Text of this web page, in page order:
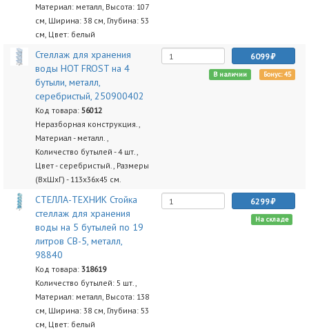
Материал: металл, Высота: 107
см, Ширина: 38 см, Глубина: 53
см, Цвет: белый
Стеллаж для хранения
воды HOT FROST на 4
бутыли, металл,
серебристый, 250900402
Код товара: 56012
Неразборная конструкция.,
Материал - металл. ,
Количество бутылей - 4 шт.,
Цвет - серебристый., Размеры
(ВхШхГ) - 113х36х45 см.
6099
В наличии Бонус: 45
СТЕЛЛА-ТЕХНИК Стойка
стеллаж для хранения
воды на 5 бутылей по 19
литров СВ-5, металл,
98840
Код товара: 318619
Количество бутылей: 5 шт.,
Материал: металл, Высота: 138
см, Ширина: 38 см, Глубина: 53
см, Цвет: белый
6299
На складе